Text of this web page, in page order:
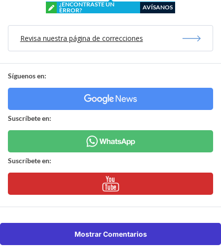
¿ENCONTRASTE UN
ERROR?
AVÍSANOS
Revisa nuestra página de correcciones
Síguenos en:
Suscríbete en:
Suscríbete en:
Mostrar Comentarios